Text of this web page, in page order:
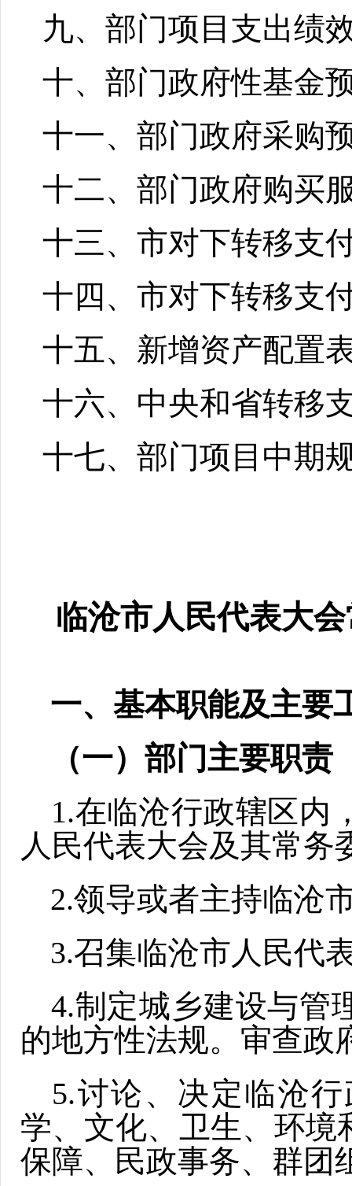
九、部门项目支出绩
十、部门政府性基金
十一、部门政府采购
十二、部门政府购买
十三、市对下转移支
十四、市对下转移支
十五、新增资产配置
十六、中央和省转移
十七、部门项目中期
临沧市人民代表大
一、基本职能及主要
（一）部门主要职责
1.在临沧行政辖区内
人民代表大会及其常务
2.领导或者主持临沧
3.召集临沧市人民代
4.制定城乡建设与管
的地方性法规。审查政
5.讨论、决定临沧
学、文化、卫生、环境
保障、民政事务、群团